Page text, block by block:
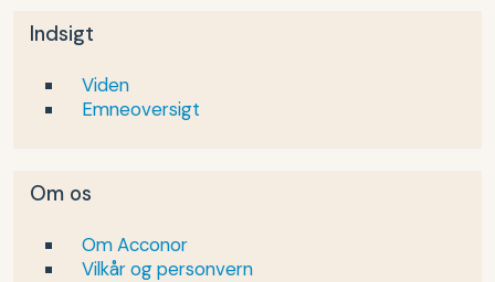
Indsigt
Viden
Emneoversigt
Om os
Om Acconor
Vilkår og personvern